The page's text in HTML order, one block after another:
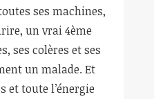
ses machines,
un vrai 4ème
ses colères et ses
un malade. Et
et toute l’énergie